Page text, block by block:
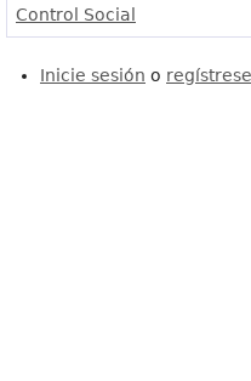
Control Social
Inicie sesión o regístrese